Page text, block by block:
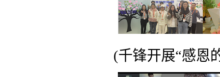
(千锋开展“感恩的